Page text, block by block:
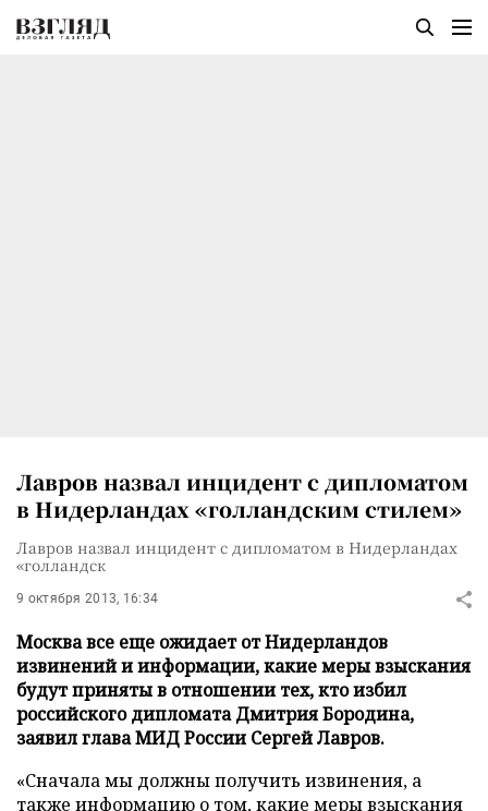
Лавров назвал инцидент с дипломатом
в Нидерландах «голландским стилем»
Лавров назвал инцидент с дипломатом в Нидерландах
«голландск
9 октября 2013, 16:34
Москва все еще ожидает от Нидерландов
извинений и информации, какие меры взыскания
будут приняты в отношении тех, кто избил
российского дипломата Дмитрия Бородина,
заявил глава МИД России Сергей Лавров.
«Сначала мы должны получить извинения, а
также информацию о том, какие меры взыскания